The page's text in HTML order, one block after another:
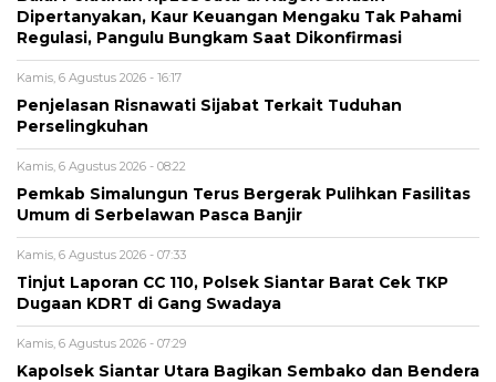
Dipertanyakan, Kaur Keuangan Mengaku Tak Pahami
Regulasi, Pangulu Bungkam Saat Dikonfirmasi
Kamis, 6 Agustus 2026 - 16:17
Penjelasan Risnawati Sijabat Terkait Tuduhan
Perselingkuhan
Kamis, 6 Agustus 2026 - 08:22
Pemkab Simalungun Terus Bergerak Pulihkan Fasilitas
Umum di Serbelawan Pasca Banjir
Kamis, 6 Agustus 2026 - 07:33
Tinjut Laporan CC 110, Polsek Siantar Barat Cek TKP
Dugaan KDRT di Gang Swadaya
Kamis, 6 Agustus 2026 - 07:29
Kapolsek Siantar Utara Bagikan Sembako dan Bendera